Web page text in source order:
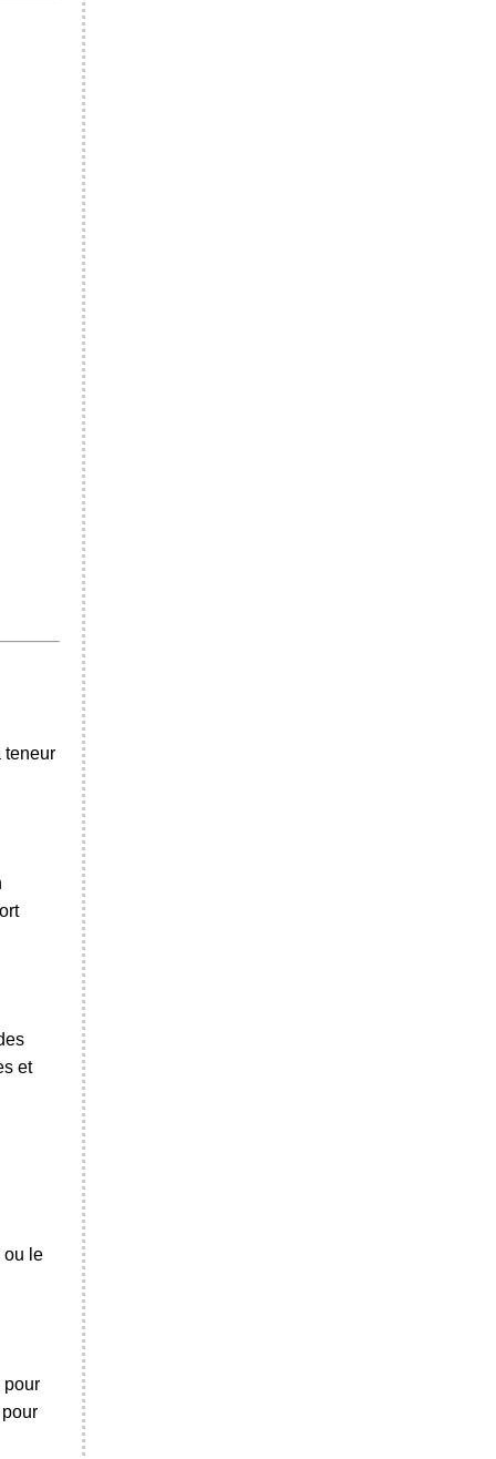
teneur
et
ou le
pour